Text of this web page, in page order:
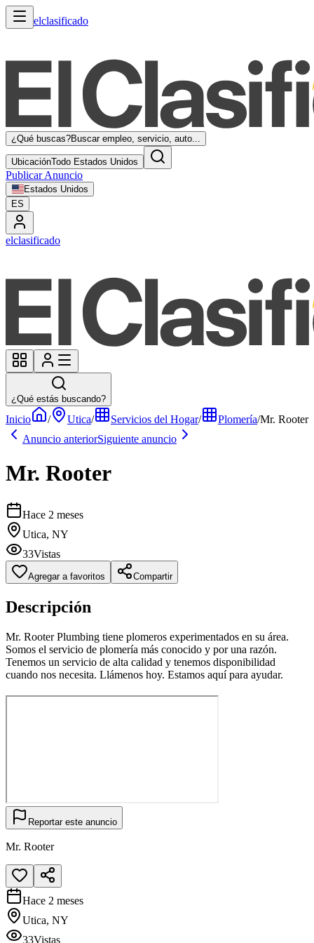
elclasificado
¿Qué buscas?Buscar empleo, servicio, auto...
UbicaciónTodo Estados Unidos
Publicar Anuncio
Estados Unidos
ES
elclasificado
¿Qué estás buscando?
Inicio / Utica/ Servicios del Hogar/ Plomería/Mr. Rooter
Anuncio anteriorSiguiente anuncio
Mr. Rooter
Hace 2 meses
Utica, NY
33Vistas
Agregar a favoritos Compartir
Descripción
Mr. Rooter Plumbing tiene plomeros experimentados en su área.
Somos el servicio de plomería más conocido y por una razón.
Tenemos un servicio de alta calidad y tenemos disponibilidad
cuando nos necesita. Llámenos hoy. Estamos aquí para ayudar.
Reportar este anuncio
Mr. Rooter
Hace 2 meses
Utica, NY
33Vistas